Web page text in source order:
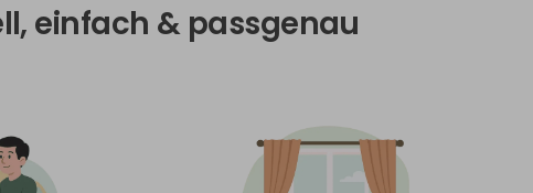
einfach & passgenau